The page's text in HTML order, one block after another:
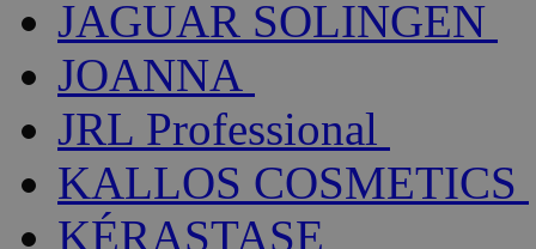
JAGUAR SOLINGEN
JOANNA
JRL Professional
KALLOS COSMETICS
KÉRASTASE